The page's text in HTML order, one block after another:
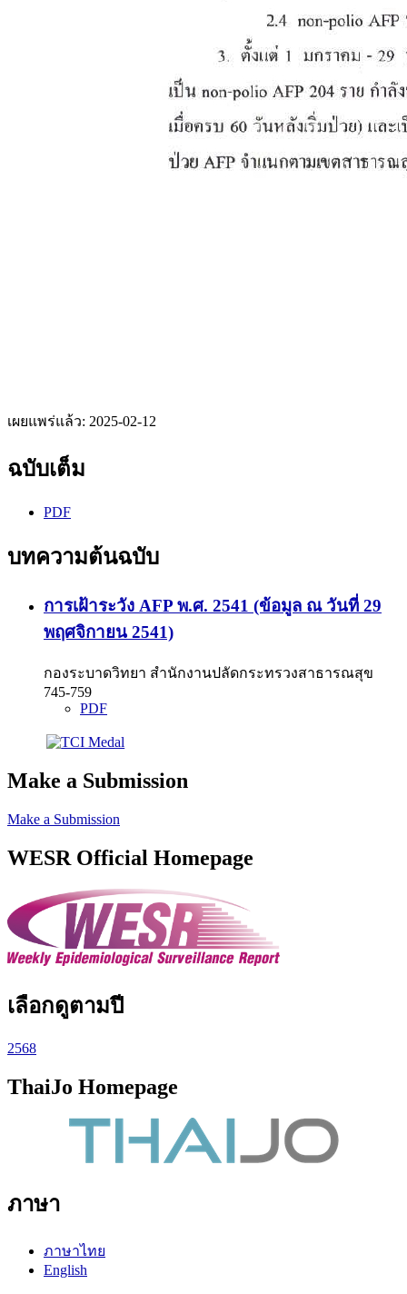
เผยแพร่แล้ว: 2025-02-12
ฉบับเต็ม
PDF
บทความต้นฉบับ
การเฝ้าระวัง AFP พ.ศ. 2541 (ข้อมูล ณ วันที่ 29
พฤศจิกายน 2541)
กองระบาดวิทยา สำนักงานปลัดกระทรวงสาธารณสุข
745-759
PDF
Make a Submission
Make a Submission
WESR Official Homepage
เลือกดูตามปี
2568
ThaiJo Homepage
ภาษา
ภาษาไทย
English